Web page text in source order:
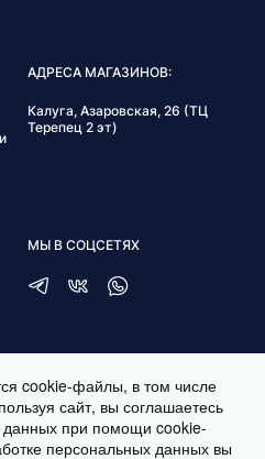
АДРЕСА МАГАЗИНОВ:
Калуга, Азаровская, 26 (ТЦ
Терепец 2 эт)
МЫ В СОЦСЕТЯХ
cookie-файлы, в том числе
сайт, вы соглашаетесь
данных при помощи cookie-
персональных данных вы